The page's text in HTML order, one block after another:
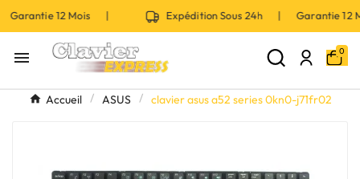
12 Mois | Expédition Sous 24h | Garantie
 0
Accueil ASUS clavier asus a52 series 0kn0-j71fr02